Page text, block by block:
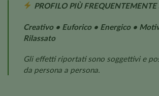
PROFILO PIÙ FREQUENTEMENTE
Creativo • Euforico • Energico •
Rilassato
Gli effetti riportati sono soggettivi e
da persona a persona.